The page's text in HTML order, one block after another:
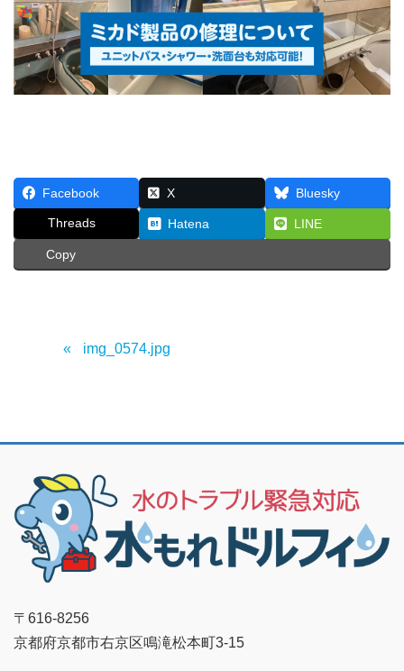
Facebook X Bluesky
Threads Hatena LINE
Copy
img_0574.jpg
〒616-8256
京都府京都市右京区鳴滝松本町3-15